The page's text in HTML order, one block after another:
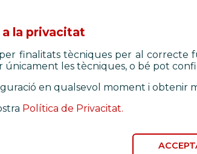
la privacitat
finalitats tècniques per al correcte
únicament les tècniques, o bé pot
en qualsevol moment i obtenir
Política de Privacitat.